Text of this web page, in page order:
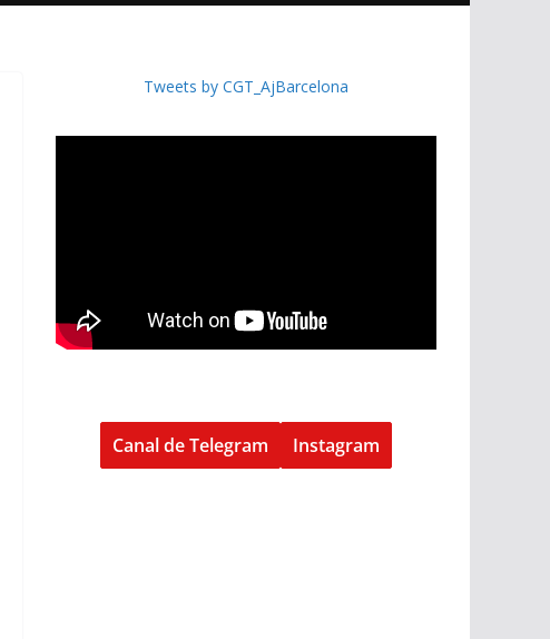
Tweets by CGT_AjBarcelona
Canal de Telegram Instagram